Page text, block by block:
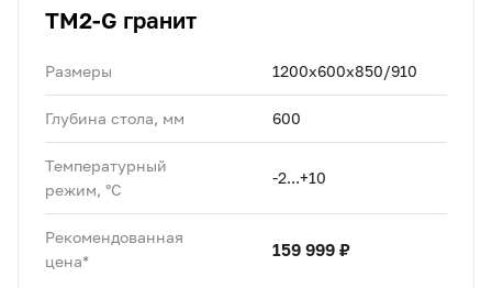
TM2-G гранит
Размеры 1200х600х850/910
Глубина стола, мм 600
Температурный
режим, °C
-2...+10
Рекомендованная
цена*
159 999 ₽